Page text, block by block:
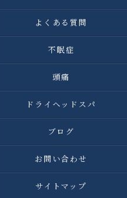
よくある質問
不眠症
頭痛
ドライヘッドスパ
ブログ
お問い合わせ
サイトマップ